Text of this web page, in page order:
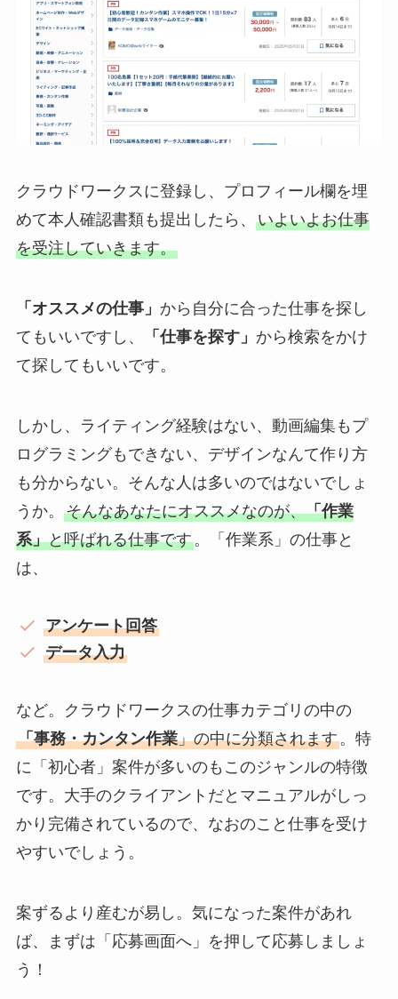
クラウドワークスに登録し、プロフィール欄を埋
めて本人確認書類も提出したら、 いよいよお仕事
を受注していきます。
「オススメの仕事」 から自分に合った仕事を探し
てもいいですし、
「仕事を探す」 から検索をかけ
て探してもいいです。
しかし、ライティング経験はない、動画編集もプ
ログラミングもできない、デザインなんて作り方
も分からない。そんな人は多いのではないでしょ
うか。 そんなあなたにオススメなのが、「作業
系」と呼ばれる仕事です。「作業系」の仕事と
は、
アンケート回答
データ入力
など。クラウドワークスの仕事カテゴリの中の
「事務・カンタン作業」の中に分類されます。特
に「初心者」案件が多いのもこのジャンルの特徴
です。大手のクライアントだとマニュアルがしっ
かり完備されているので、なおのこと仕事を受け
やすいでしょう。
案ずるより産むが易し。気になった案件があれ
ば、まずは「応募画面へ」を押して応募しましょ
う！